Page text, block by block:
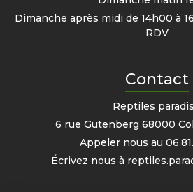
Dimanche après midi de 14h00 à
RDV
Contact
Reptiles
6 rue Gutenberg 68000
Appeler nous au
Écrivez nous à